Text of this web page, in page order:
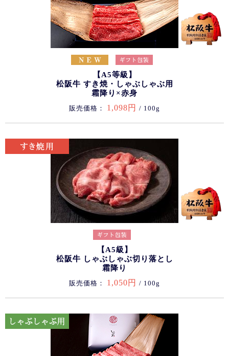
【A5等級】
松阪牛 すき焼・しゃぶしゃぶ用
霜降り×赤身
販売価格： 1,098円 / 100g
【A5級】
松阪牛 しゃぶしゃぶ切り落とし
霜降り
販売価格： 1,050円 / 100g